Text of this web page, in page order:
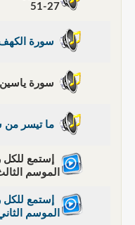
27-51
سورة
سورة ياسين
ما تيسر من
إستمع
الموسم
إستمع
الموسم